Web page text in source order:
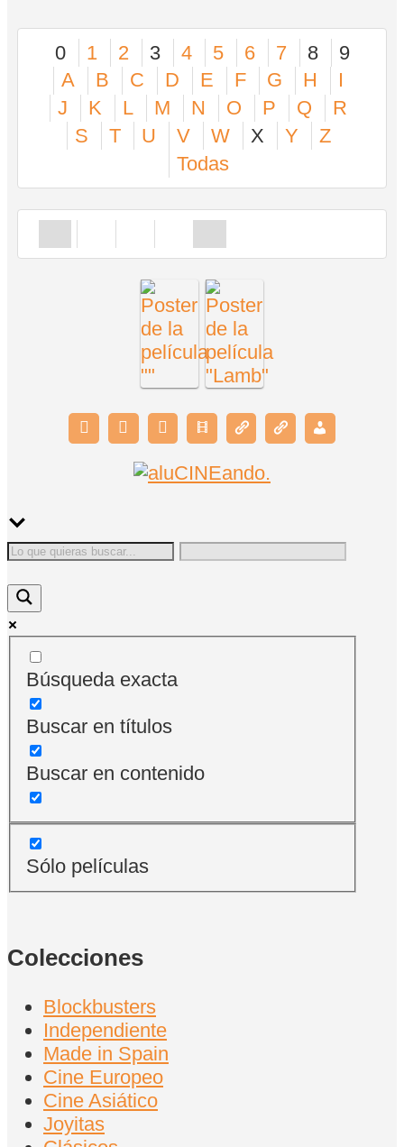
0 1 2 3 4 5 6 7 8
9
A
B C D E F G H
I
J
K L M N O P Q
R
S
T U V W X Y
Z
Todas
Búsqueda exacta
Buscar en títulos
Buscar en contenido
Sólo películas
Colecciones
Blockbusters
Independiente
Made in Spain
Cine Europeo
Cine Asiático
Joyitas